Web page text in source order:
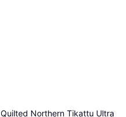
Quilted Northern Tikattu Ultra